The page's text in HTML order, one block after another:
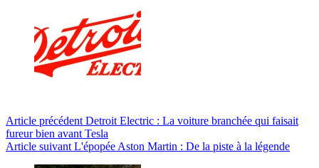
Article précédent Detroit Electric : La voiture branchée qui faisait
fureur bien avant Tesla
Article suivant L'épopée Aston Martin : De la piste à la légende